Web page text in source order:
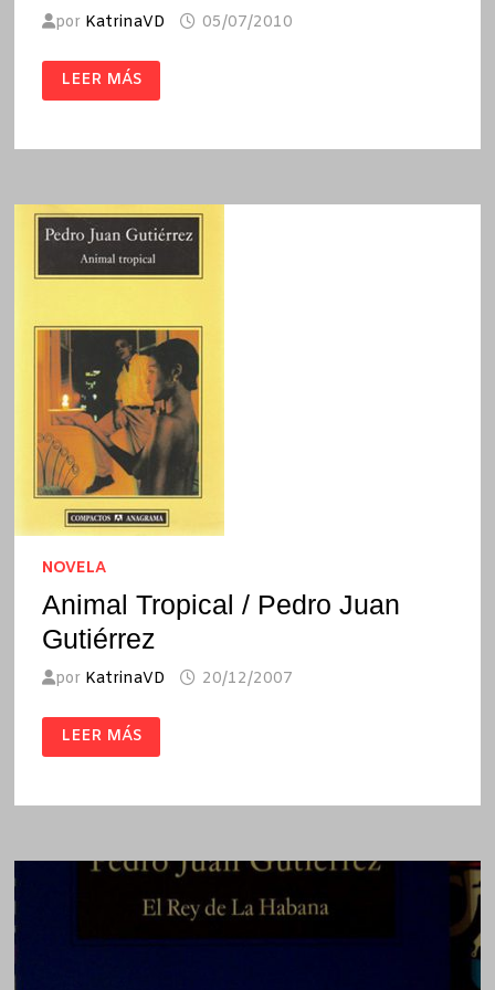
por KatrinaVD 05/07/2010
CORAZÓN
MESTIZO
/
GUTIÉRREZ
LEER MÁS
NOVELA
Animal Tropical / Pedro Juan
Gutiérrez
por KatrinaVD 20/12/2007
ANIMAL
TROPICAL
/
GUTIÉRREZ
LEER MÁS